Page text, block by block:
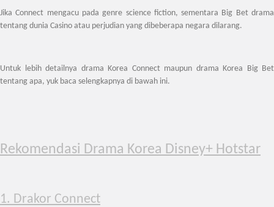
Jika Connect mengacu pada genre science fiction, sementara Big Bet drama
tentang dunia Casino atau perjudian yang dibeberapa negara dilarang.
Untuk lebih detailnya drama Korea Connect maupun drama Korea Big Bet
tentang apa, yuk baca selengkapnya di bawah ini.
Rekomendasi Drama Korea Disney+ Hotstar
1. Drakor Connect